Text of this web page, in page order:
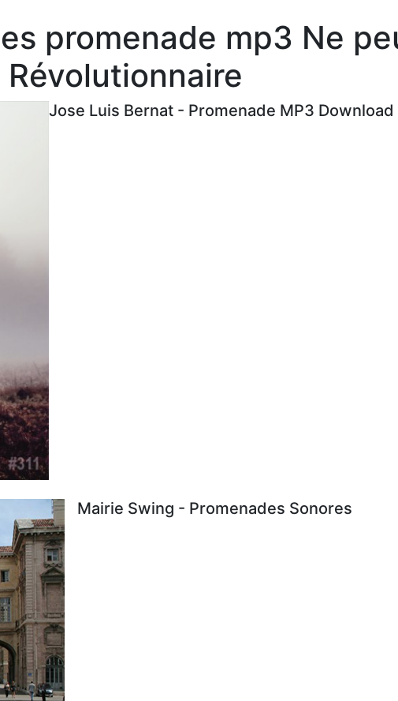
promenade mp3 Ne
Jose Luis Bernat - Promenade MP3
Mairie Swing - Promenades Sonores